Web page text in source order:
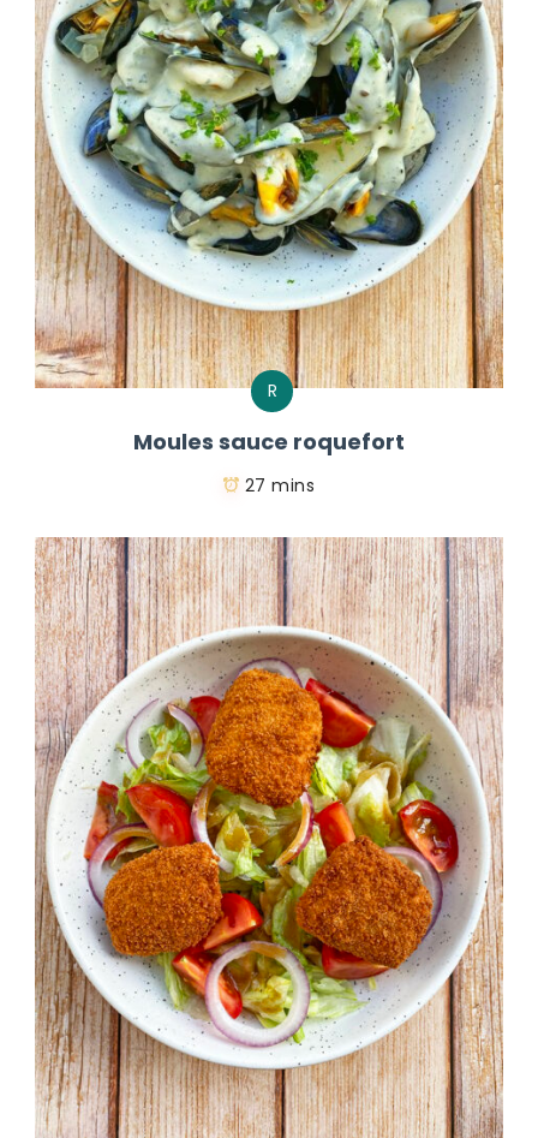
R
Moules sauce roquefort
27 mins